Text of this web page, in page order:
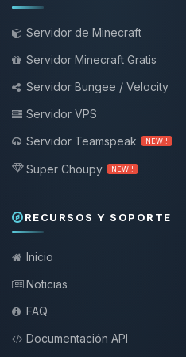
Servidor de Minecraft
Servidor Minecraft Gratis
Servidor Bungee / Velocity
Servidor VPS
Servidor Teamspeak
NEW !
Super Choupy NEW !
RECURSOS Y SOPORTE
Inicio
Noticias
FAQ
Documentación API